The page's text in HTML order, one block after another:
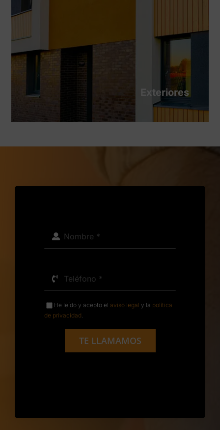
Exteriores
He leído y acepto el aviso legal y la política
de privacidad.
TE LLAMAMOS